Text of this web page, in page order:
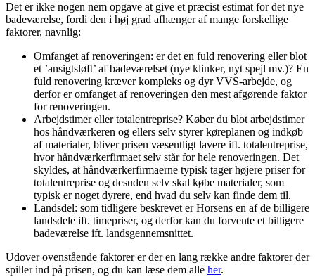
Det er ikke nogen nem opgave at give et præcist estimat for det nye
badeværelse, fordi den i høj grad afhænger af mange forskellige
faktorer, navnlig:
Omfanget af renoveringen: er det en fuld renovering eller blot
et ’ansigtsløft’ af badeværelset (nye klinker, nyt spejl mv.)? En
fuld renovering kræver kompleks og dyr VVS-arbejde, og
derfor er omfanget af renoveringen den mest afgørende faktor
for renoveringen.
Arbejdstimer eller totalentreprise? Køber du blot arbejdstimer
hos håndværkeren og ellers selv styrer køreplanen og indkøb
af materialer, bliver prisen væsentligt lavere ift. totalentreprise,
hvor håndværkerfirmaet selv står for hele renoveringen. Det
skyldes, at håndværkerfirmaerne typisk tager højere priser for
totalentreprise og desuden selv skal købe materialer, som
typisk er noget dyrere, end hvad du selv kan finde dem til.
Landsdel: som tidligere beskrevet er Horsens en af de billigere
landsdele ift. timepriser, og derfor kan du forvente et billigere
badeværelse ift. landsgennemsnittet.
Udover ovenstående faktorer er der en lang række andre faktorer der
spiller ind på prisen, og du kan læse dem alle her.